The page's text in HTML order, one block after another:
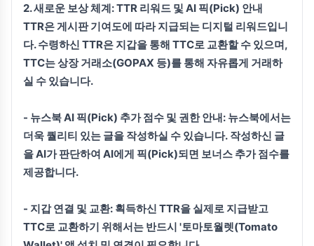
2. 새로운 보상 체계: TTR 리워드 및 AI 픽(Pick) 안내
TTR은 게시판 기여도에 따라 지급되는 디지털 리워드입니
다. 수령하신 TTR은 지갑을 통해 TTC로 교환할 수 있으며,
TTC는 상장 거래소(GOPAX 등)를 통해 자유롭게 거래하
실 수 있습니다.
- 뉴스북 AI 픽(Pick) 추가 점수 및 권한 안내: 뉴스북에서는
더욱 퀄리티 있는 글을 작성하실 수 있습니다. 작성하신 글
을 AI가 판단하여 AI에게 픽(Pick)되면 보너스 추가 점수를
제공합니다.
- 지갑 연결 및 교환: 획득하신 TTR을 실제로 지급받고
TTC로 교환하기 위해서는 반드시 '토마토월렛(Tomato